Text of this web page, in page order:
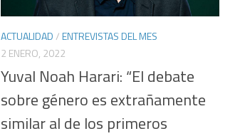
ACTUALIDAD/ENTREVISTAS DEL MES
2 ENERO, 2022
Yuval Noah Harari: “El debate
sobre género es extrañamente
similar al de los primeros